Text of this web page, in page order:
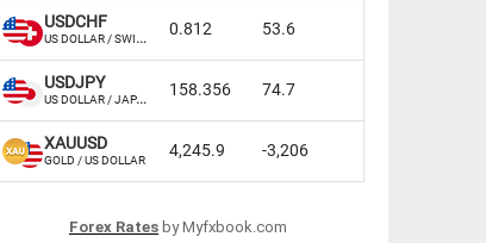
Forex Ratesby Myfxbook.com